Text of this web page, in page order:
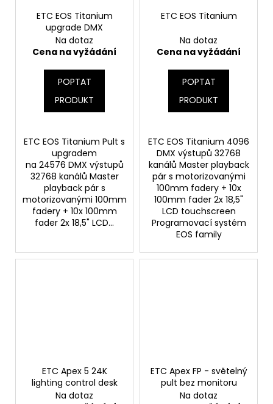
ETC EOS Titanium
upgrade DMX
Na dotaz
Cena na vyžádání
POPTAT
PRODUKT
ETC EOS Titanium Pult s
upgradem
na 24576 DMX výstupů
32768 kanálů Master
playback pár s
motorizovanými 100mm
fadery + 10x 100mm
fader 2x 18,5" LCD...
ETC EOS Titanium
Na dotaz
Cena na vyžádání
POPTAT
PRODUKT
ETC EOS Titanium 4096
DMX výstupů 32768
kanálů Master playback
pár s motorizovanými
100mm fadery + 10x
100mm fader 2x 18,5"
LCD touchscreen
Programovací systém
EOS family
ETC Apex 5 24K
lighting control desk
Na dotaz
ETC Apex FP - světelný
pult bez monitoru
Na dotaz